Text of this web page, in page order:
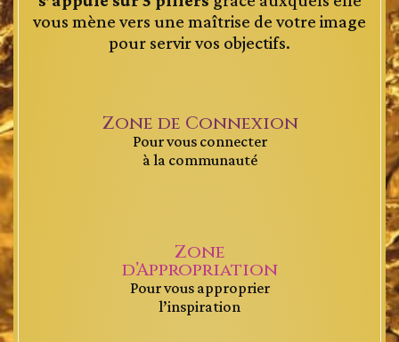
vous mène vers une maîtrise de votre image
pour servir vos objectifs.
Zone de Connexion
Pour vous connecter
à la communauté
Zone
d’Appropriation
Pour vous approprier
l’inspiration